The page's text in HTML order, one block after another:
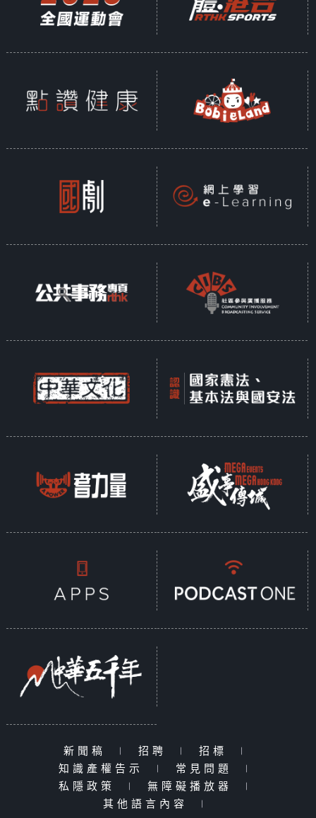
新聞稿 | 招聘 | 招標
|
知識產權告示
| 常見問題
|
私隱政策
| 無障礙播放器
|
其他語言內容
|